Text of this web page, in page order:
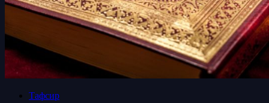
Тафсир